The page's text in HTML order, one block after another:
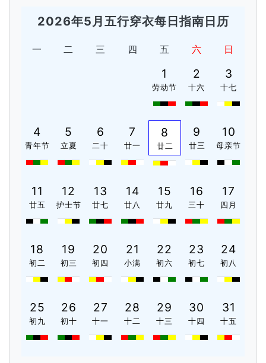
2026年5月五行穿衣每日指南日历
一 二 三 四 五 六 日
1
劳动节
2
十六
3
十七
4
青年节
5
立夏
6
二十
7
廿一
8
廿二
9
廿三
10
母亲节
11
廿五
12
护士节
13
廿七
14
廿八
15
廿九
16
三十
17
四月
18
初二
19
初三
20
初四
21
小满
22
初六
23
初七
24
初八
25
初九
26
初十
27
十一
28
十二
29
十三
30
十四
31
十五